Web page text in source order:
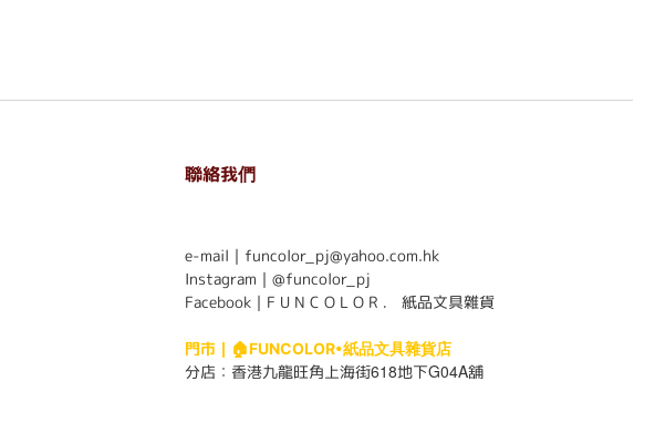
聯絡我們
e-mail｜funcolor_pj@yahoo.com.hk
Instagram｜ @funcolor_pj
Facebook｜ F U N C O L O R ． 紙品文具雜貨
門市｜ 🏠FUNCOLOR•紙品文具雜貨店
分店： 香港九龍旺角上海街618地下G04A舖